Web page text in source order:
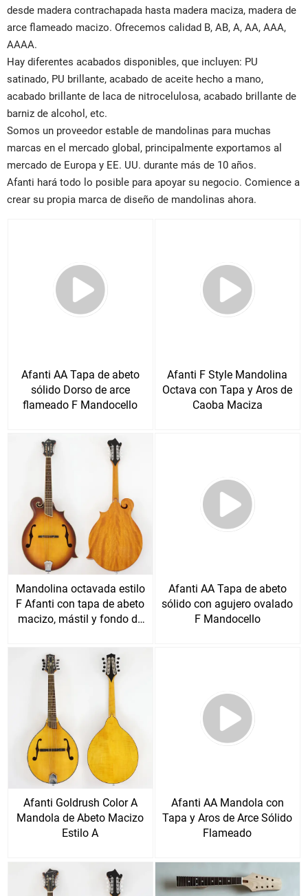
desde madera contrachapada hasta madera maciza, madera de
arce flameado macizo. Ofrecemos calidad B, AB, A, AA, AAA,
AAAA.
Hay diferentes acabados disponibles, que incluyen: PU
satinado, PU brillante, acabado de aceite hecho a mano,
acabado brillante de laca de nitrocelulosa, acabado brillante de
barniz de alcohol, etc.
Somos un proveedor estable de mandolinas para muchas
marcas en el mercado global, principalmente exportamos al
mercado de Europa y EE. UU. durante más de 10 años.
Afanti hará todo lo posible para apoyar su negocio. Comience a
crear su propia marca de diseño de mandolinas ahora.
Afanti AA Tapa de abeto
sólido Dorso de arce
flameado F Mandocello
Afanti F Style Mandolina
Octava con Tapa y Aros de
Caoba Maciza
Mandolina octavada estilo
F Afanti con tapa de abeto
macizo, mástil y fondo de
Afanti AA Tapa de abeto
sólido con agujero ovalado
F Mandocello
Afanti Goldrush Color A
Mandola de Abeto Macizo
Estilo A
Afanti AA Mandola con
Tapa y Aros de Arce Sólido
Flameado